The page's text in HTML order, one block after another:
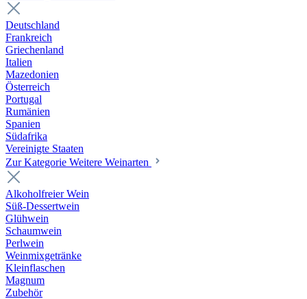
Deutschland
Frankreich
Griechenland
Italien
Mazedonien
Österreich
Portugal
Rumänien
Spanien
Südafrika
Vereinigte Staaten
Zur Kategorie Weitere Weinarten
Alkoholfreier Wein
Süß-Dessertwein
Glühwein
Schaumwein
Perlwein
Weinmixgetränke
Kleinflaschen
Magnum
Zubehör